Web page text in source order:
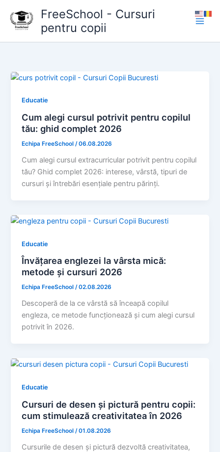
content
FreeSchool - Cursuri
pentru copii
Educatie
Cum alegi cursul potrivit pentru copilul
tău: ghid complet 2026
Echipa FreeSchool/06.08.2026
Cum alegi cursul extracurricular potrivit pentru copilul
tău? Ghid complet 2026: interese, vârstă, tipuri de
cursuri și întrebări esențiale pentru părinți.
Educatie
Învățarea englezei la vârsta mică:
metode și cursuri 2026
Echipa FreeSchool/02.08.2026
Descoperă de la ce vârstă să înceapă copilul
engleza, ce metode funcționează și cum alegi cursul
potrivit în 2026.
Educatie
Cursuri de desen și pictură pentru copii:
cum stimulează creativitatea în 2026
Echipa FreeSchool /01.08.2026
Cursurile de desen și pictură dezvoltă creativitatea,